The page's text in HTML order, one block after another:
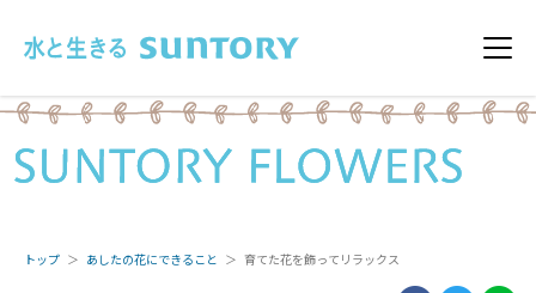
メ
トップ あしたの花にできること 育てた花を飾ってリラックス